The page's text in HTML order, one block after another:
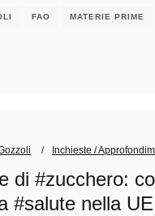
FAO MATERIE PRIME
Inchieste /
di #zucchero:
#salute nella UE